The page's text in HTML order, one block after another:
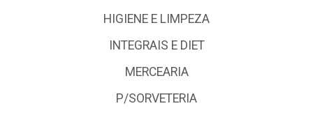
HIGIENE E LIMPEZA
INTEGRAIS E DIET
MERCEARIA
P/SORVETERIA